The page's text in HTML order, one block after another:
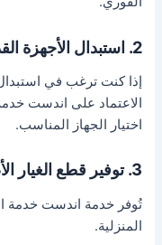
2. استبدال الأجهزة القديمة
إذا كنت ترغب في
الاعتماد على اندست
اختيار الجهاز المناسب.
3. توفير قطع الغيار الأصلية
تُوفر خدمة اندست خدمة
المنزلية.